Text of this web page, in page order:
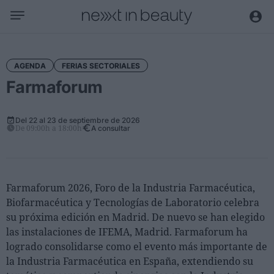
Editorial
Actualidad
Nombramientos
Internacional
Innovación
Ciencia y tecnología
Digitalización
AGENDA FERIAS SECTORIALES
Farmaforum
Del 22 al 23 de septiembre de 2026
De 09:00h a 18:00h A consultar
Farmaforum 2026, Foro de la Industria Farmacéutica,
Biofarmacéutica y Tecnologías de Laboratorio celebra
su próxima edición en Madrid. De nuevo se han elegido
las instalaciones de IFEMA, Madrid. Farmaforum ha
logrado consolidarse como el evento más importante de
la Industria Farmacéutica en España, extendiendo su